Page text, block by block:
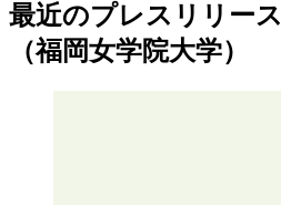
最近のプレスリリース
（福岡女学院大学）